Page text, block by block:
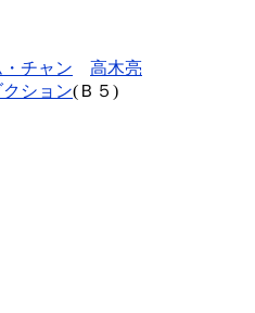
・チャン
高木亮
ション(Ｂ５)